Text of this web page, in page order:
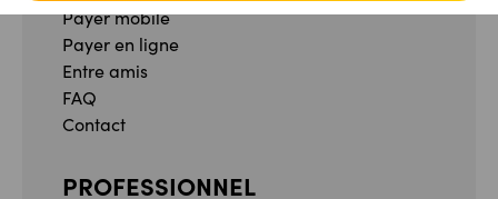
Payer mobile
Payer en ligne
Entre amis
FAQ
Contact
PROFESSIONNEL